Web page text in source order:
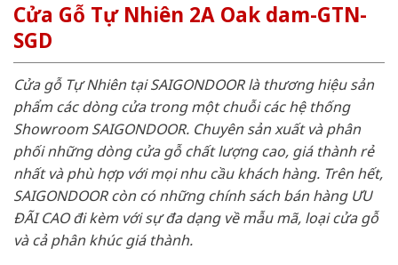
Cửa Gỗ Tự Nhiên 2A Oak dam-GTN-
SGD
Cửa gỗ Tự Nhiên tại SAIGONDOOR là thương hiệu sản
phẩm các dòng cửa trong một chuỗi các hệ thống
Showroom SAIGONDOOR. Chuyên sản xuất và phân
phối những dòng cửa gỗ chất lượng cao, giá thành rẻ
nhất và phù hợp với mọi nhu cầu khách hàng. Trên hết,
SAIGONDOOR còn có những chính sách bán hàng ƯU
ĐÃI CAO đi kèm với sự đa dạng về mẫu mã, loại cửa gỗ
và cả phân khúc giá thành.